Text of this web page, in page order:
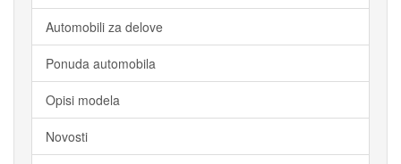
Automobili za delove
Ponuda automobila
Opisi modela
Novosti